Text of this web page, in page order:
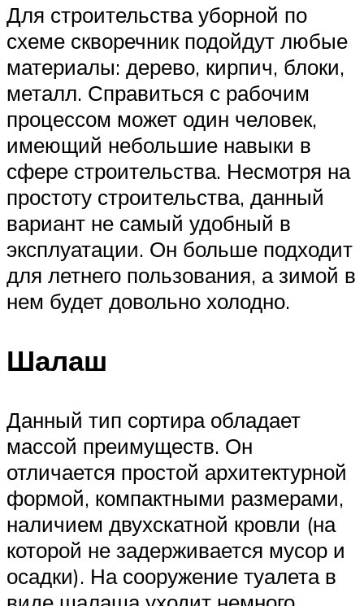
Для строительства уборной по
схеме скворечник подойдут любые
материалы: дерево, кирпич, блоки,
металл. Справиться с рабочим
процессом может один человек,
имеющий небольшие навыки в
сфере строительства. Несмотря на
простоту строительства, данный
вариант не самый удобный в
эксплуатации. Он больше подходит
для летнего пользования, а зимой в
нем будет довольно холодно.
Шалаш
Данный тип сортира обладает
массой преимуществ. Он
отличается простой архитектурной
формой, компактными размерами,
наличием двухскатной кровли (на
которой не задерживается мусор и
осадки). На сооружение туалета в